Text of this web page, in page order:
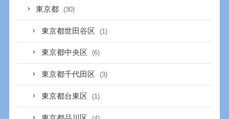
東京都 (30)
東京都世田谷区 (1)
東京都中央区 (6)
東京都千代田区 (3)
東京都台東区 (1)